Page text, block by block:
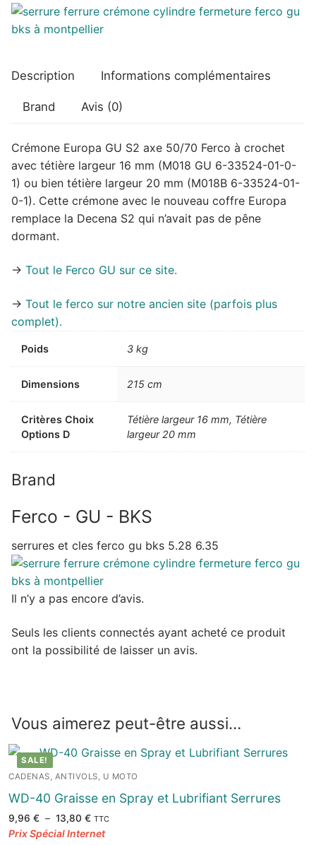
à
crochet
Description Informations complémentaires
Brand Avis (0)
Crémone Europa GU S2 axe 50/70 Ferco à crochet
avec tétière largeur 16 mm (M018 GU 6-33524-01-0-
1) ou bien tétière largeur 20 mm (M018B 6-33524-01-
0-1). Cette crémone avec le nouveau coffre Europa
remplace la Decena S2 qui n’avait pas de pêne
dormant.
-> Tout le Ferco GU sur ce site.
-> Tout le ferco sur notre ancien site (parfois plus
complet).
Poids 3 kg
Dimensions 215 cm
Critères Choix
Options D
Tétière largeur 16 mm, Tétière
largeur 20 mm
Brand
Ferco - GU - BKS
serrures et cles ferco gu bks 5.28 6.35
Il n’y a pas encore d’avis.
Seuls les clients connectés ayant acheté ce produit
ont la possibilité de laisser un avis.
Vous aimerez peut-être aussi…
SALE!
CADENAS, ANTIVOLS, U MOTO
WD-40 Graisse en Spray et Lubrifiant Serrures
9,96 € – 13,80 €Plage
prix :
TTC